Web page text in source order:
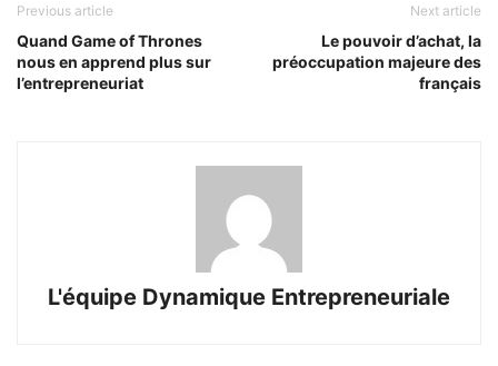
Previous article
Quand Game of Thrones
nous en apprend plus sur
l’entrepreneuriat
Next article
Le pouvoir d’achat, la
préoccupation majeure des
français
L'équipe Dynamique Entrepreneuriale